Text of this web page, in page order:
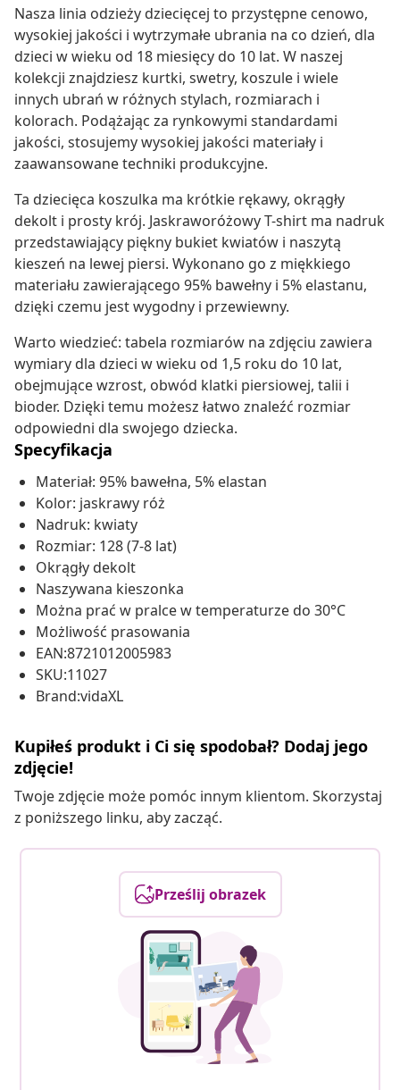
Nasza linia odzieży dziecięcej to przystępne cenowo,
wysokiej jakości i wytrzymałe ubrania na co dzień, dla
dzieci w wieku od 18 miesięcy do 10 lat. W naszej
kolekcji znajdziesz kurtki, swetry, koszule i wiele
innych ubrań w różnych stylach, rozmiarach i
kolorach. Podążając za rynkowymi standardami
jakości, stosujemy wysokiej jakości materiały i
zaawansowane techniki produkcyjne.
Ta dziecięca koszulka ma krótkie rękawy, okrągły
dekolt i prosty krój. Jaskraworóżowy T-shirt ma nadruk
przedstawiający piękny bukiet kwiatów i naszytą
kieszeń na lewej piersi. Wykonano go z miękkiego
materiału zawierającego 95% bawełny i 5% elastanu,
dzięki czemu jest wygodny i przewiewny.
Warto wiedzieć: tabela rozmiarów na zdjęciu zawiera
wymiary dla dzieci w wieku od 1,5 roku do 10 lat,
obejmujące wzrost, obwód klatki piersiowej, talii i
bioder. Dzięki temu możesz łatwo znaleźć rozmiar
odpowiedni dla swojego dziecka.
Specyfikacja
Materiał: 95% bawełna, 5% elastan
Kolor: jaskrawy róż
Nadruk: kwiaty
Rozmiar: 128 (7-8 lat)
Okrągły dekolt
Naszywana kieszonka
Można prać w pralce w temperaturze do 30°C
Możliwość prasowania
EAN:8721012005983
SKU:11027
Brand:vidaXL
Kupiłeś produkt i Ci się spodobał? Dodaj jego
zdjęcie!
Twoje zdjęcie może pomóc innym klientom. Skorzystaj
z poniższego linku, aby zacząć.
Prześlij obrazek